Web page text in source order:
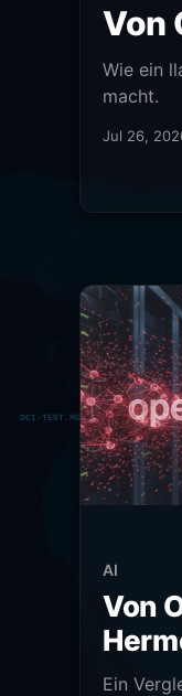
Von
Wie ein
macht.
Jul 26,
AI
Von
Ein